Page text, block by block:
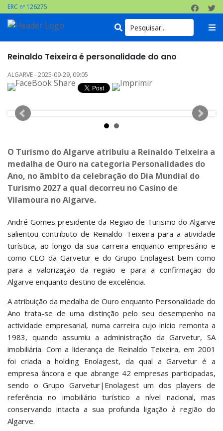
ERC nº 126275
Reinaldo Teixeira é personalidade do ano
ALGARVE - 2025-09-29, 09:05
O Turismo do Algarve atribuiu a Reinaldo Teixeira a
medalha de Ouro na categoria Personalidades do
Ano, no âmbito da celebração do Dia Mundial do
Turismo 2027 a qual decorreu no Casino de
Vilamoura no Algarve.
André Gomes presidente da Região de Turismo do Algarve
salientou contributo de Reinaldo Teixeira para a atividade
turística, ao longo da sua carreira enquanto empresário e
como CEO da Garvetur e do Grupo Enolagest bem como
para a valorização da região e para a confirmação do
Algarve enquanto destino de excelência.
A atribuição da medalha de Ouro enquanto Personalidade do
Ano trata-se de uma distinção pelo seu desempenho na
actividade empresarial, numa carreira cujo início remonta a
1983, quando assumiu a administração da Garvetur, SA
imobiliária. Com a liderança de Reinaldo Teixeira, em 2001
foi criada a holding Enolagest, da qual a Garvetur é a
empresa âncora e que abrange 42 empresas participadas,
sendo o Grupo Garvetur|Enolagest um dos players de
referência no imobiliário turístico a nível nacional, mas
conservando intacta a sua profunda ligação à região do
Algarve.